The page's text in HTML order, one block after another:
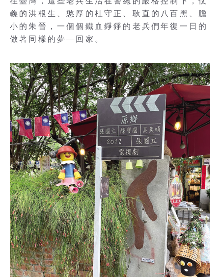
義的洪根生、憨厚的杜守正、耿直的八百黑、膽
小的朱晉，一個個鐵血錚錚的老兵們年復一日的
做著同樣的夢—回家。